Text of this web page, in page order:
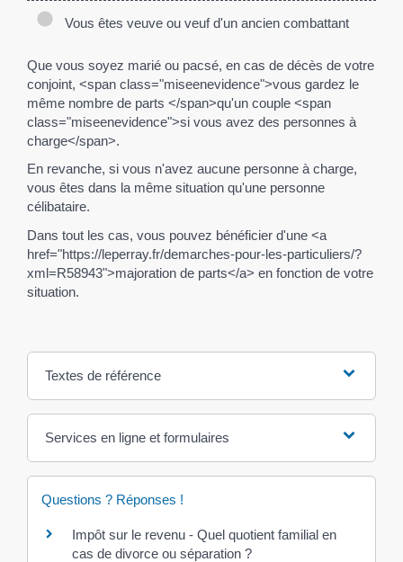
Vous êtes veuve ou veuf d'un ancien combattant
Que vous soyez marié ou pacsé, en cas de décès de votre
conjoint, <span class="miseenevidence">vous gardez le
même nombre de parts </span>qu'un couple <span
class="miseenevidence">si vous avez des personnes à
charge</span>.
En revanche, si vous n'avez aucune personne à charge,
vous êtes dans la même situation qu'une personne
célibataire.
Dans tout les cas, vous pouvez bénéficier d'une <a
href="https://leperray.fr/demarches-pour-les-particuliers/?
xml=R58943">majoration de parts</a> en fonction de votre
situation.
Textes de référence
Services en ligne et formulaires
Questions ? Réponses !
Impôt sur le revenu - Quel quotient familial en
cas de divorce ou séparation ?